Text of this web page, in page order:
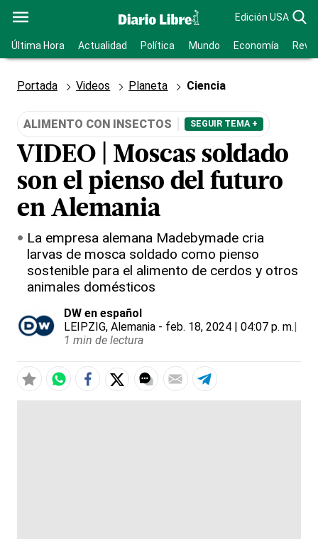
Edición USA
Última Hora Actualidad Política Mundo Economía
Portada Videos Planeta Ciencia
ALIMENTO CON INSECTOS SEGUIR TEMA +
VIDEO | Moscas soldado
son el pienso del futuro
en Alemania
La empresa alemana Madebymade cria
larvas de mosca soldado como pienso
sostenible para el alimento de cerdos y otros
animales domésticos
DW en español
LEIPZIG, Alemania - feb. 18, 2024 | 04:07 p. m.|
1 min de lectura